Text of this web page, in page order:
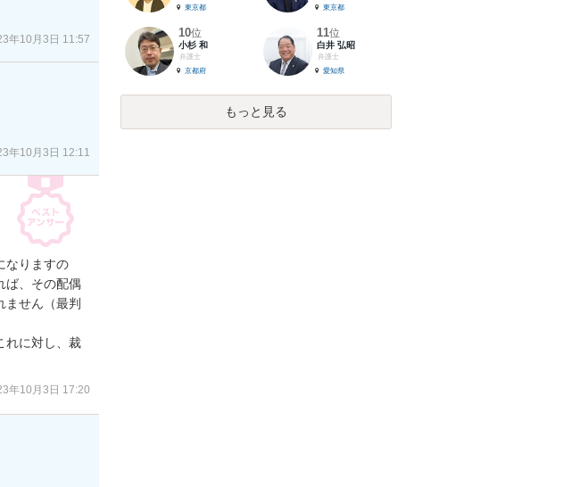
年10月3日 11:57
年10月3日 12:11
なりますの
ば、その配偶
ません（最判
れに対し、裁
年10月3日 17:20
東京都
東京都
10位
小杉 和
弁護士
京都府
11位
白井 弘昭
弁護士
愛知県
もっと見る